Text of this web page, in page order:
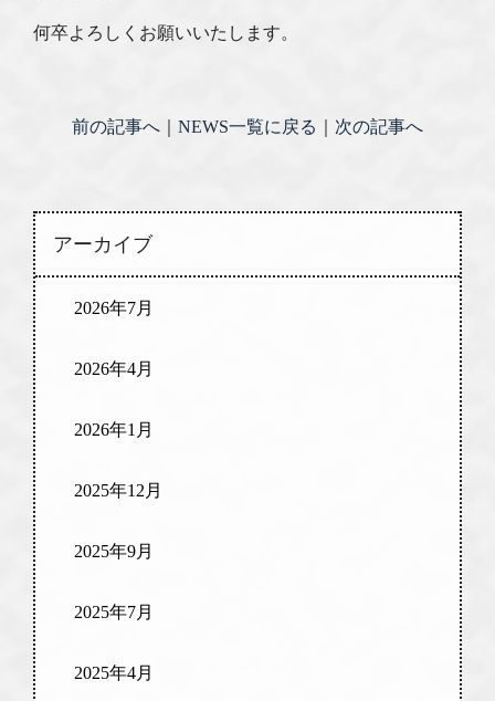
何卒よろしくお願いいたします。
前の記事へ｜ NEWS一覧に戻る 次の記事へ
アーカイブ
2026年7月
2026年4月
2026年1月
2025年12月
2025年9月
2025年7月
2025年4月